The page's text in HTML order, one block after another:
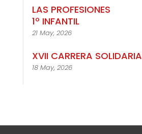
LAS PROFESIONES
1º INFANTIL
21 May, 2026
XVII CARRERA SOLIDARIA
18 May, 2026